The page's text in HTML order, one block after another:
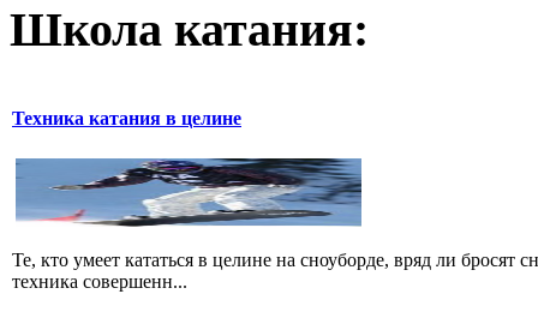
Школа катания:
Техника катания в целине
Те, кто умеет кататься в целине на сноуборде, вряд ли
техника совершенн...